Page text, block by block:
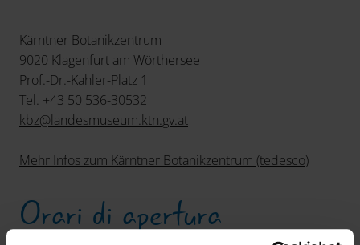
Kärntner Botanikzentrum
9020 Klagenfurt am Wörthersee
Prof.-Dr.-Kahler-Platz 1
Tel. +43 50 536-30532
kbz@landesmuseum.ktn.gv.at
Mehr Infos zum Kärntner Botanikzentrum (tedesco)
Orari di apertura